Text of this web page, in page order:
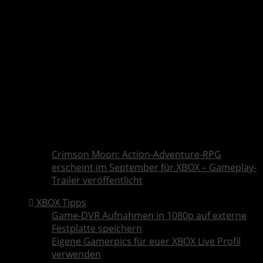
Crimson Moon: Action-Adventure-RPG
erscheint im September für XBOX – Gameplay-
Trailer veröffentlicht
XBOX Tipps
Game-DVR Aufnahmen in 1080p auf externe
Festplatte speichern
Eigene Gamerpics für euer XBOX Live Profil
verwenden